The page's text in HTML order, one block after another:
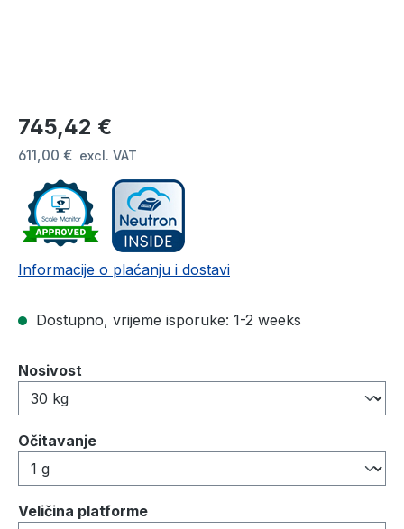
Redovna cijena:
745,42 €
611,00 € excl. VAT
Informacije o plaćanju i dostavi
Dostupno, vrijeme isporuke: 1-2 weeks
Odaberi
Nosivost
Odaberi
Očitavanje
Odaberi
Veličina platforme